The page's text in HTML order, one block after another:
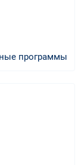
программы